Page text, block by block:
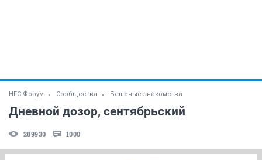
НГС.Форум Сообщества Бешеные знакомства
Дневной дозор, сентябрьский
289930 1000